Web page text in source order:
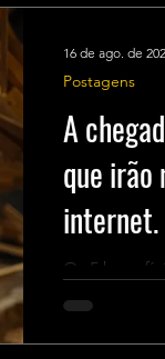
A
que irão
internet.
Os 5
Postagens
16 de ago. de